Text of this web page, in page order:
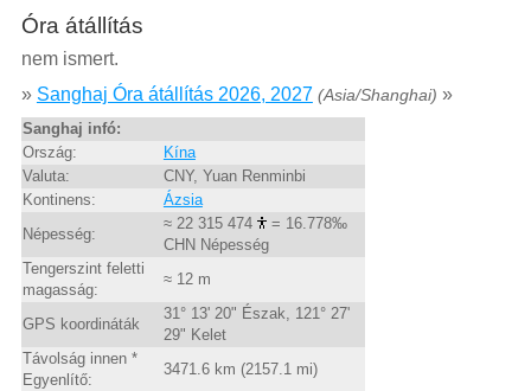
Óra átállítás
nem ismert.
» Sanghaj Óra átállítás 2026, 2027 (Asia/Shanghai) »
Sanghaj infó:
Ország:
Kína
Valuta:
CNY, Yuan Renminbi
Kontinens:
Ázsia
Népesség:
≈ 22 315 474
= 16.778‰
CHN Népesség
Tengerszint feletti
magasság:
≈ 12 m
GPS koordináták
31° 13' 20" Észak, 121° 27'
29" Kelet
Távolság innen *
Egyenlítő:
3471.6 km (2157.1 mi)